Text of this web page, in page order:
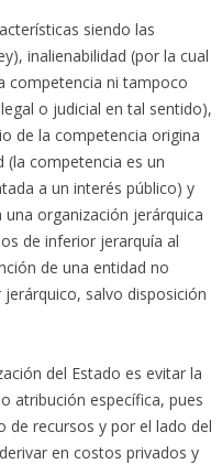
siendo las
inalienabilidad (por la cual
competencia ni tampoco
o judicial en tal sentido),
de la competencia origina
(la competencia es un
a un interés público) y
organización jerárquica
de inferior jerarquía al
de una entidad no
salvo disposición
del Estado es evitar la
atribución específica, pues
de recursos y por el lado del
en costos privados y